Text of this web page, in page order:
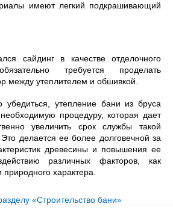
имеют легкий подкрашивающий
сайдинг в качестве отделочного
требуется проделать
между утеплителем и обшивкой.
утепление бани из бруса
процедуру, которая дает
увеличить срок службы такой
делается ее более долговечной за
древесины и повышения ее
различных факторов, как
природного характера.
«Строительство бани»